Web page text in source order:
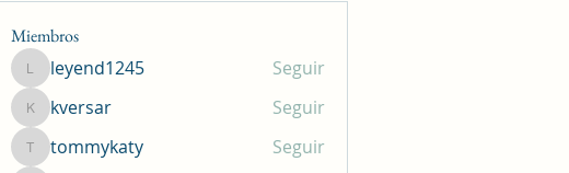
Miembros
leyend1245
leyend1245 Seguir
kversar
kversar Seguir
tommykaty
tommykaty Seguir